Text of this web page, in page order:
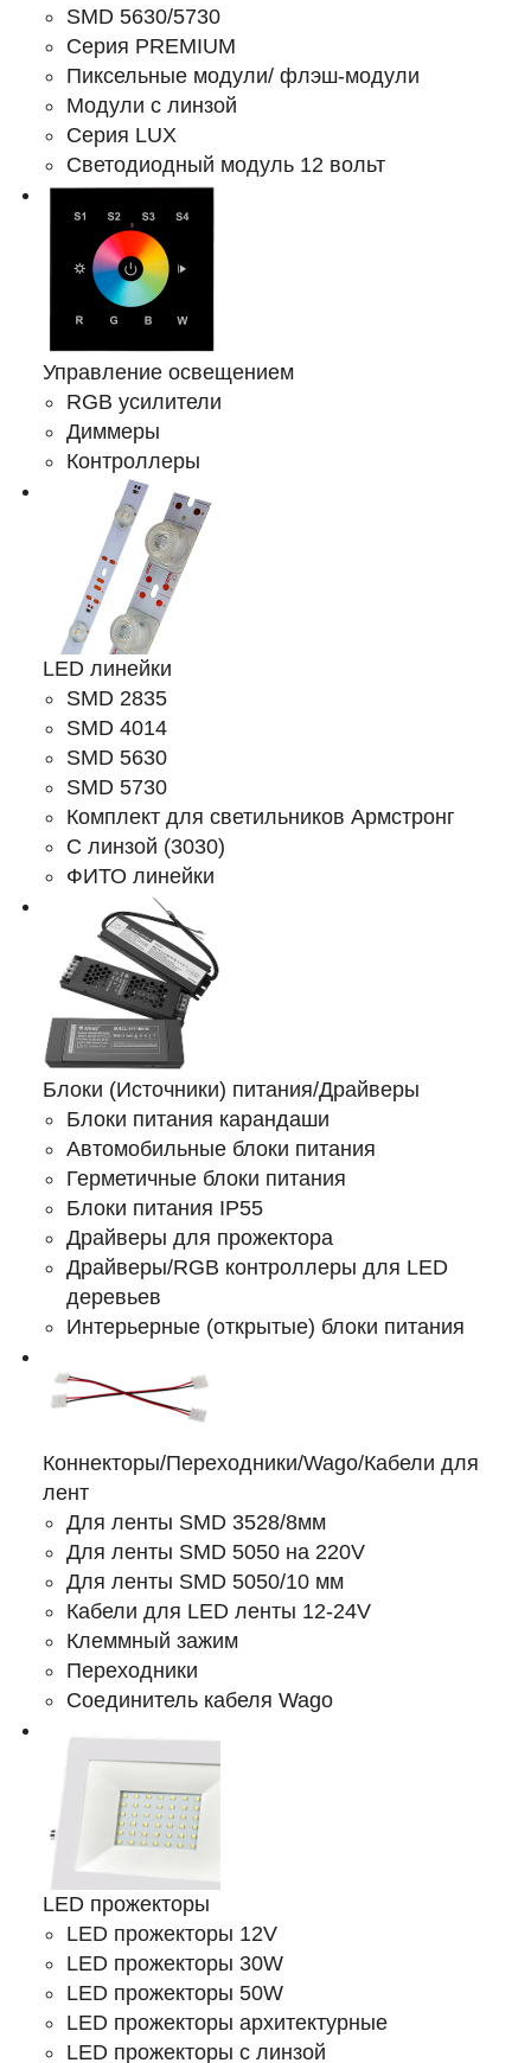
SMD 5630/5730
Серия PREMIUM
Пиксельные модули/ флэш-модули
Модули с линзой
Серия LUX
Светодиодный модуль 12 вольт
Управление освещением
RGB усилители
Диммеры
Контроллеры
LED линейки
SMD 2835
SMD 4014
SMD 5630
SMD 5730
Комплект для светильников Армстронг
С линзой (3030)
ФИТО линейки
Блоки (Источники) питания/Драйверы
Блоки питания карандаши
Автомобильные блоки питания
Герметичные блоки питания
Блоки питания IP55
Драйверы для прожектора
Драйверы/RGB контроллеры для LED
деревьев
Интерьерные (открытые) блоки питания
Коннекторы/Переходники/Wago/Кабели для
лент
Для ленты SMD 3528/8мм
Для ленты SMD 5050 на 220V
Для ленты SMD 5050/10 мм
Кабели для LED ленты 12-24V
Клеммный зажим
Переходники
Соединитель кабеля Wago
LED прожекторы
LED прожекторы 12V
LED прожекторы 30W
LED прожекторы 50W
LED прожекторы архитектурные
LED прожекторы с линзой